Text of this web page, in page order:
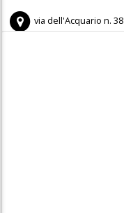
via dell'Acquario n. 38